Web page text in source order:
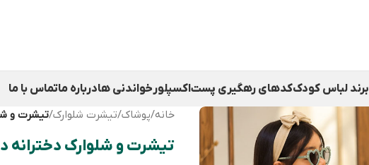
برند لباس کودککدهای رهگیری پستاکسپلورخواندنی هادرباره ماتماس با ما
خانه/پوشاک/تیشرت شلوارک/تیشرت و
تیشرت و شلوارک دخترانه